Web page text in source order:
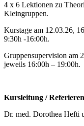
4 x 6 Lektionen zu
Kleingruppen.
Kurstage am 12.03.26,
9:30h -16:00h.
Gruppensupervision am
jeweils 16:00h – 19:00h.
Kursleitung /
Dr. med. Dorothea Hefti